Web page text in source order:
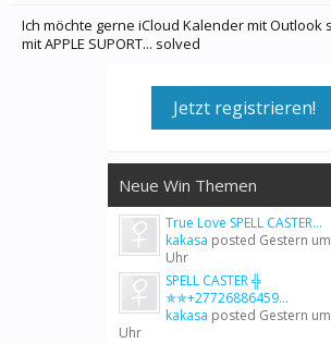
Ich möchte gerne iCloud Kalender mit Outlook
mit APPLE SUPORT... solved
Jetzt registrieren!
Neue Win Themen
True Love SPELL CASTER...
kakasa posted Gestern
Uhr
SPELL CASTER ╬
✯✯+27726886459...
kakasa posted Gestern
Uhr